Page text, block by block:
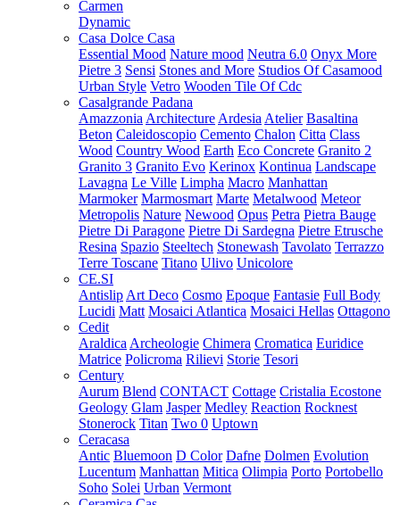
Carmen
Dynamic
Casa Dolce Casa
Essential Mood Nature mood Neutra 6.0 Onyx More
Pietre 3 Sensi Stones and More Studios Of Casamood
Urban Style Vetro Wooden Tile Of Cdc
Casalgrande Padana
Amazzonia Architecture Ardesia Atelier Basaltina
Beton Caleidoscopio Cemento Chalon Citta Class
Wood Country Wood Earth Eco Concrete Granito 2
Granito 3 Granito Evo Kerinox Kontinua Landscape
Lavagna Le Ville Limpha Macro Manhattan
Marmoker Marmosmart Marte Metalwood Meteor
Metropolis Nature Newood Opus Petra Pietra Bauge
Pietre Di Paragone Pietre Di Sardegna Pietre Etrusche
Resina Spazio Steeltech Stonewash Tavolato Terrazzo
Terre Toscane Titano Ulivo Unicolore
CE.SI
Antislip Art Deco Cosmo Epoque Fantasie Full Body
Lucidi Matt Mosaici Atlantica Mosaici Hellas Ottagono
Cedit
Araldica Archeologie Chimera Cromatica Euridice
Matrice Policroma Rilievi Storie Tesori
Century
Aurum Blend CONTACT Cottage Cristalia Ecostone
Geology Glam Jasper Medley Reaction Rocknest
Stonerock Titan Two 0 Uptown
Ceracasa
Antic Bluemoon D Color Dafne Dolmen Evolution
Lucentum Manhattan Mitica Olimpia Porto Portobello
Soho Solei Urban Vermont